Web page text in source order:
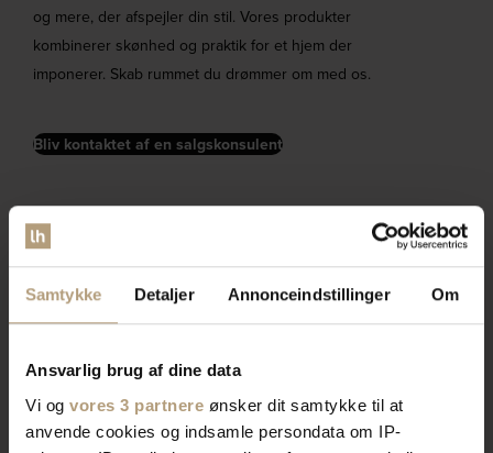
Samtykke Detaljer Annonceindstillinger Om
Ansvarlig brug af dine data
Vi og vores 3 partnere ønsker dit samtykke til at
anvende cookies og indsamle persondata om IP-
og mere, der afspejler din stil. Vores produkter
kombinerer skønhed og praktik for et hjem der
imponerer. Skab rummet du drømmer om med os.
Bliv kontaktet af en salgskonsulent